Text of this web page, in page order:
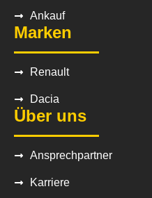
Ankauf
Marken
Renault
Dacia
Über uns
Ansprechpartner
Karriere